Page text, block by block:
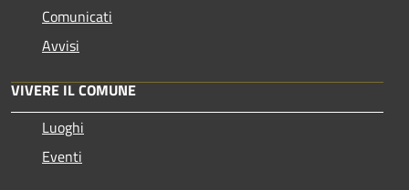
Comunicati
Avvisi
VIVERE IL COMUNE
Luoghi
Eventi